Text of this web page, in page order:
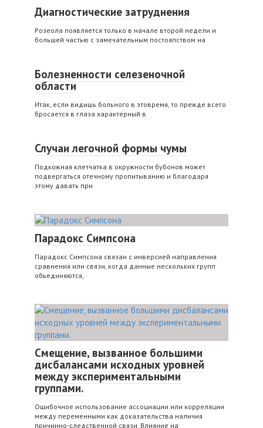
Диагностические затруднения
Розеола появляется только в начале второй недели и
большей частью с замечательным постояпством на
Болезненности селезеночной
области
Итак, если видишь больного в этовремя, то прежде всего
бросается в глаза характерный в
Случаи легочной формы чумы
Подкожная клетчатка в окружности бубонов может
подвергаться отечному пропитыванию и благодаря
этому давать при
Парадокс Симпсона
Парадокс Симпсона связан с инверсией направления
сравнения или связи, когда данные нескольких групп
объединяются,
Смещение, вызванное большими
дисбалансами исходных уровней
между экспериментальными
группами.
Ошибочное использование ассоциации или корреляции
между переменными как доказательства наличия
причинно-следственной связи. Влияние на